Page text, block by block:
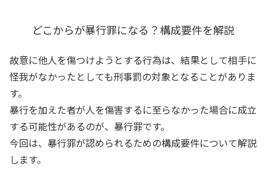
どこからが暴行罪になる？構成要件を解説
故意に他人を傷つけようとする行為は、結果として相手に
怪我がなかったとしても刑事罰の対象となることがありま
す。
暴行を加えた者が人を傷害するに至らなかった場合に成立
する可能性があるのが、暴行罪です。
今回は、暴行罪が認められるための構成要件について解説
します。